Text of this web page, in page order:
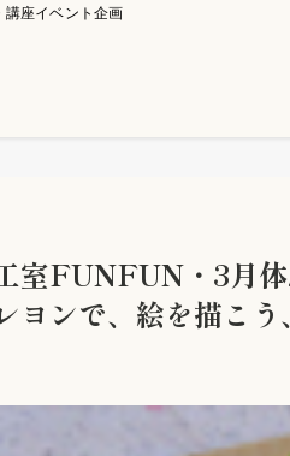
講座イベント企画
室FUNFUN・3月
ヨンで、絵を描こ